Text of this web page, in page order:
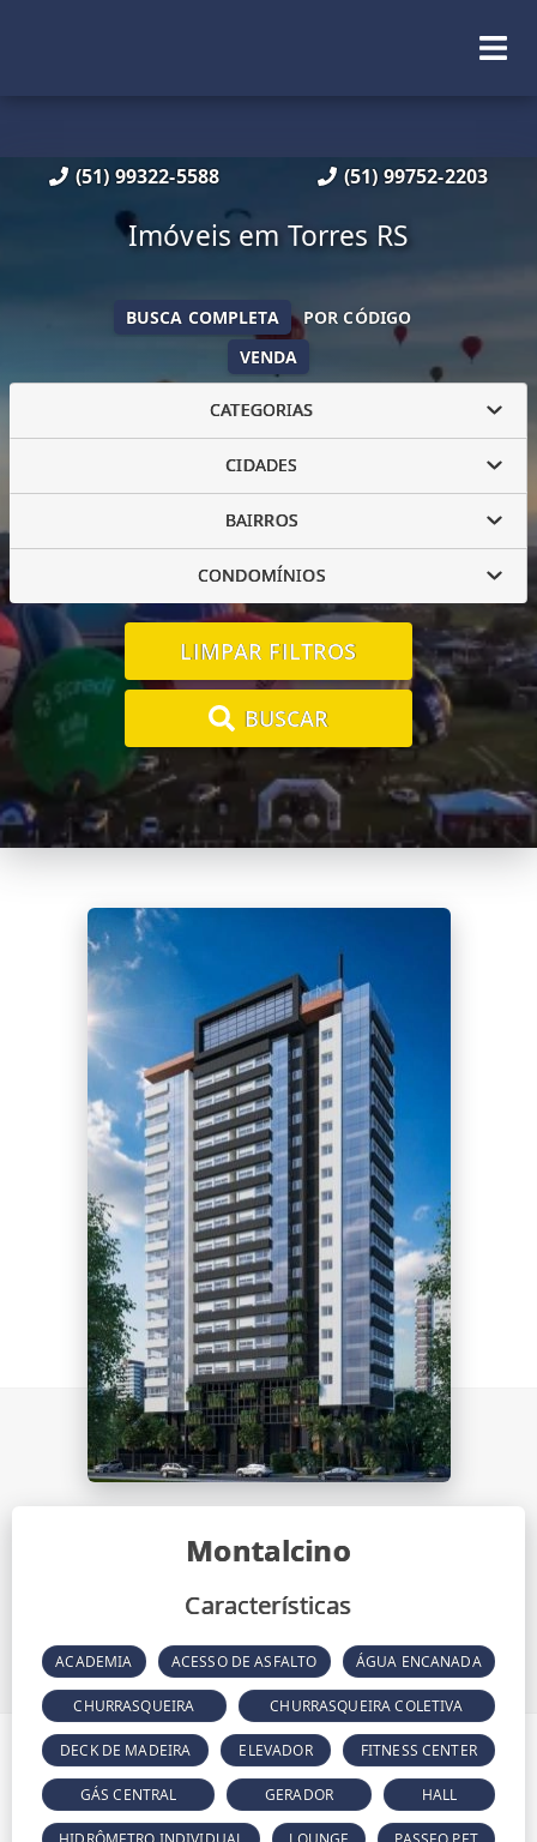
(51) 99322-5588 (51) 99752-2203
Imóveis em Torres RS
VENDA
BUSCA COMPLETA POR CÓDIGO
CATEGORIAS
CIDADES
BAIRROS
CONDOMÍNIOS
LIMPAR FILTROS
BUSCAR
Montalcino
Características
ACADEMIA ACESSO DE ASFALTO ÁGUA ENCANADA
CHURRASQUEIRA CHURRASQUEIRA COLETIVA
DECK DE MADEIRA ELEVADOR FITNESS CENTER
GÁS CENTRAL GERADOR HALL